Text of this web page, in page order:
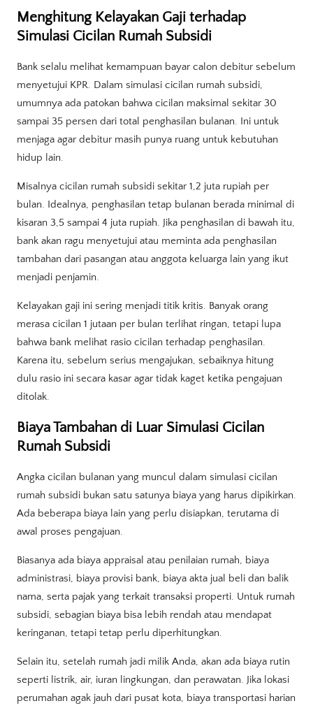
Menghitung Kelayakan Gaji terhadap
Simulasi Cicilan Rumah Subsidi
Bank selalu melihat kemampuan bayar calon debitur sebelum
menyetujui KPR. Dalam simulasi cicilan rumah subsidi,
umumnya ada patokan bahwa cicilan maksimal sekitar 30
sampai 35 persen dari total penghasilan bulanan. Ini untuk
menjaga agar debitur masih punya ruang untuk kebutuhan
hidup lain.
Misalnya cicilan rumah subsidi sekitar 1,2 juta rupiah per
bulan. Idealnya, penghasilan tetap bulanan berada minimal di
kisaran 3,5 sampai 4 juta rupiah. Jika penghasilan di bawah itu,
bank akan ragu menyetujui atau meminta ada penghasilan
tambahan dari pasangan atau anggota keluarga lain yang ikut
menjadi penjamin.
Kelayakan gaji ini sering menjadi titik kritis. Banyak orang
merasa cicilan 1 jutaan per bulan terlihat ringan, tetapi lupa
bahwa bank melihat rasio cicilan terhadap penghasilan.
Karena itu, sebelum serius mengajukan, sebaiknya hitung
dulu rasio ini secara kasar agar tidak kaget ketika pengajuan
ditolak.
Biaya Tambahan di Luar Simulasi Cicilan
Rumah Subsidi
Angka cicilan bulanan yang muncul dalam simulasi cicilan
rumah subsidi bukan satu satunya biaya yang harus dipikirkan.
Ada beberapa biaya lain yang perlu disiapkan, terutama di
awal proses pengajuan.
Biasanya ada biaya appraisal atau penilaian rumah, biaya
administrasi, biaya provisi bank, biaya akta jual beli dan balik
nama, serta pajak yang terkait transaksi properti. Untuk rumah
subsidi, sebagian biaya bisa lebih rendah atau mendapat
keringanan, tetapi tetap perlu diperhitungkan.
Selain itu, setelah rumah jadi milik Anda, akan ada biaya rutin
seperti listrik, air, iuran lingkungan, dan perawatan. Jika lokasi
perumahan agak jauh dari pusat kota, biaya transportasi harian